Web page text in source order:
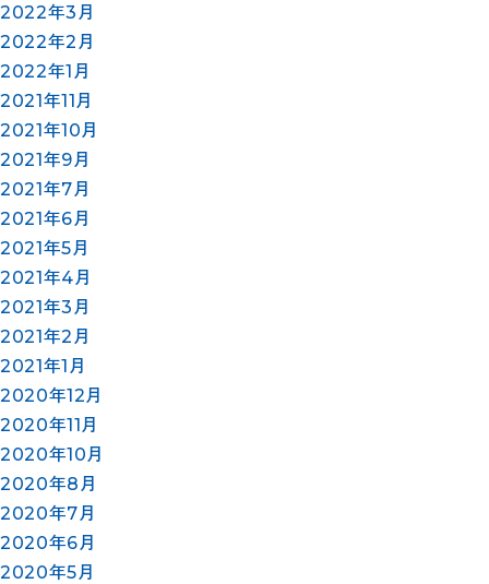
2022年3月
2022年2月
2022年1月
2021年11月
2021年10月
2021年9月
2021年7月
2021年6月
2021年5月
2021年4月
2021年3月
2021年2月
2021年1月
2020年12月
2020年11月
2020年10月
2020年8月
2020年7月
2020年6月
2020年5月